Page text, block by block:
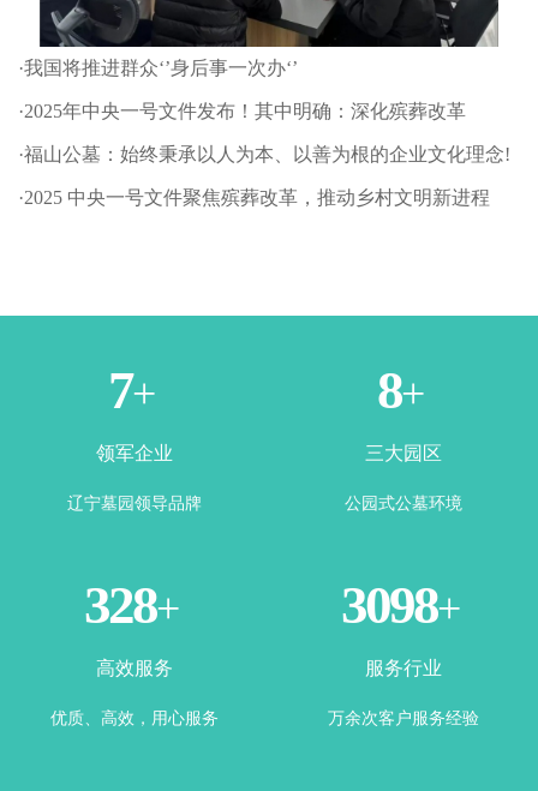
·我国将推进群众‘’身后事一次办‘’
·2025年中央一号文件发布！其中明确：深化殡葬改革
·福山公墓：始终秉承以人为本、以善为根的企业文化理念!
·2025 中央一号文件聚焦殡葬改革，推动乡村文明新进程
1+
领军企业
辽宁墓园领导品牌
3+
三大园区
公园式公墓环境
365+
高效服务
优质、高效，用心服务
3500+
服务行业
万余次客户服务经验